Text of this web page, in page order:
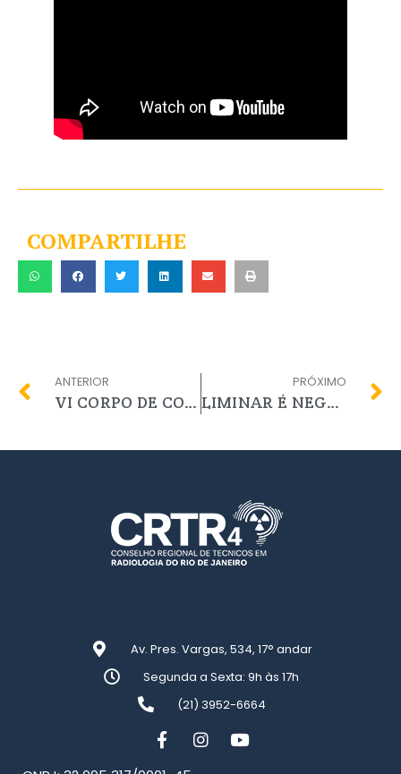
COMPARTILHE
ANTERIOR
VI CORPO DE CONSELHEIROS DO CRTR4 RJ UNIDO.
PRÓXIMO
LIMINAR É NEGADA E DIREITO A VOTO TERÁ QUE ESPERAR. CATEGORIA É QUEM PERDE. ESTÁ NAS MÃOS DO CONTER.
Av. Pres. Vargas, 534, 17° andar
Segunda a Sexta: 9h às 17h
(21) 3952-6664